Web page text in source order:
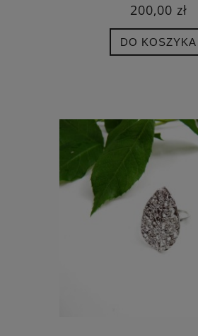
200,00 zł
DO KOSZYKA